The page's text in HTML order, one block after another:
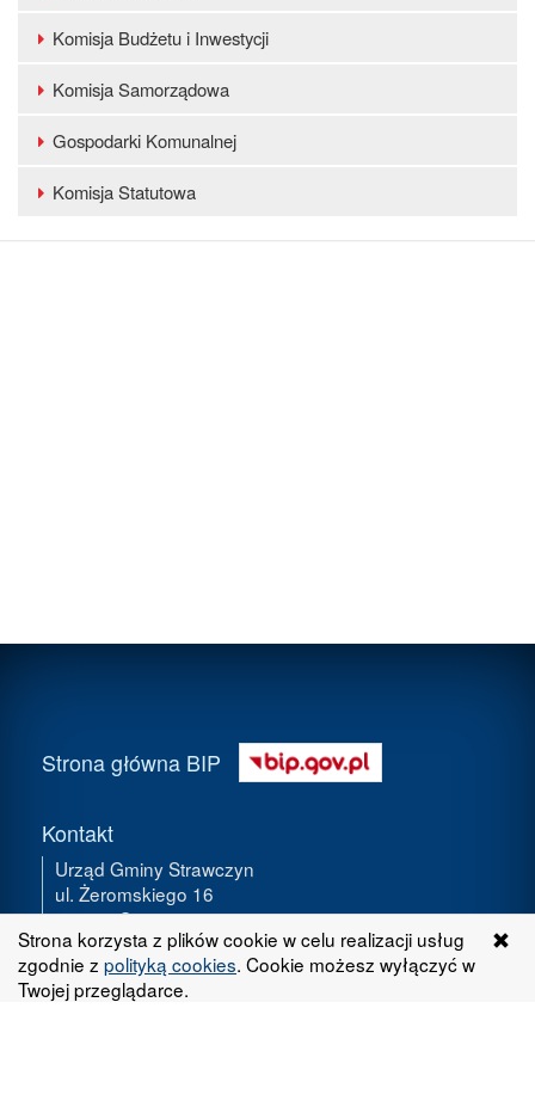
Komisja Budżetu i Inwestycji
Komisja Samorządowa
Gospodarki Komunalnej
Komisja Statutowa
Strona główna BIP
Kontakt
Urząd Gminy Strawczyn
ul. Żeromskiego 16
26-067 Strawczyn
zadzwoń
Serwis WWW
Strona korzysta z plików cookie w celu realizacji usług
zgodnie z polityką cookies. Cookie możesz wyłączyć w
Twojej przeglądarce.